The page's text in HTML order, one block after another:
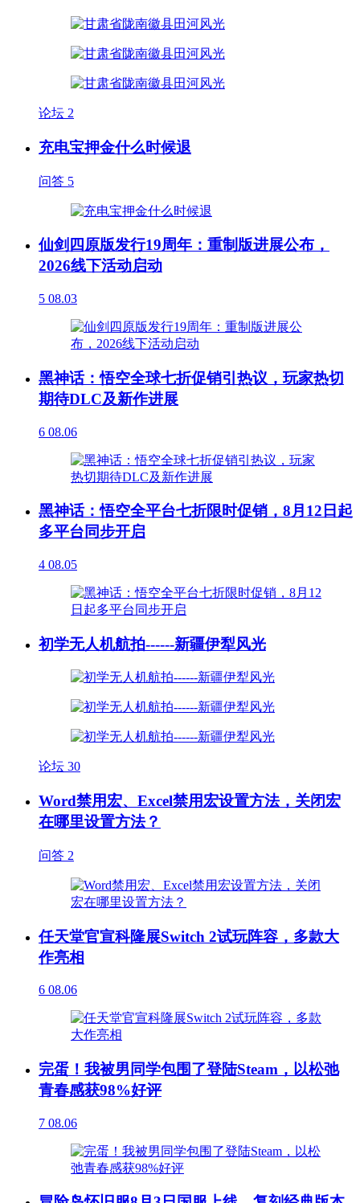
论坛 2
充电宝押金什么时候退
问答 5
仙剑四原版发行19周年：重制版进展公布，
2026线下活动启动
5 08.03
黑神话：悟空全球七折促销引热议，玩家热切
期待DLC及新作进展
6 08.06
黑神话：悟空全平台七折限时促销，8月12日起
多平台同步开启
4 08.05
初学无人机航拍------新疆伊犁风光
论坛 30
Word禁用宏、Excel禁用宏设置方法，关闭宏
在哪里设置方法？
问答 2
任天堂官宣科隆展Switch 2试玩阵容，多款大
作亮相
6 08.06
完蛋！我被男同学包围了登陆Steam，以松弛
青春感获98%好评
7 08.06